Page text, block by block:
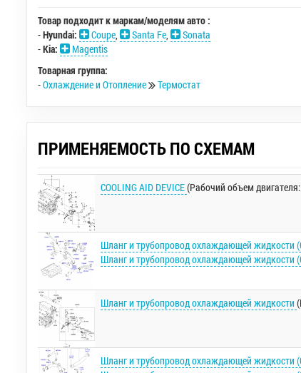
Товар подходит к маркам/моделям авто :
-Hyundai: Coupe Santa Fe
Sonata
-Kia:
Magentis
Товарная группа:
-Охлаждение и Отопление Термостат
ПРИМЕНЯЕМОСТЬ ПО СХЕМАМ
COOLING AID DEVICE(Рабочий объем двигателя:
Шланг и трубопровод охлаждающей жидкости
Шланг и трубопровод охлаждающей жидкости
Шланг и трубопровод охлаждающей жидкости
Шланг и трубопровод охлаждающей жидкости